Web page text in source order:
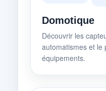
Domotique
Découvrir les
automatismes et le
équipements.